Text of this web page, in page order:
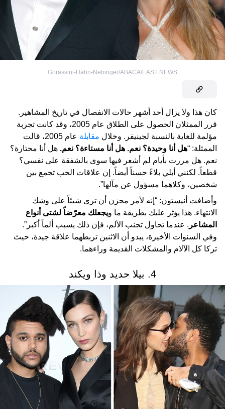
Gorassini-Hahn-Nebinger/ABACA/EAST NEWS
كان هذا ولا يزال أحد أشهر حالات الانفصال في تاريخ المشاهير.
قرر الممثلان الحصول على الطلاق عام 2005، وقد كانت تجربة
مؤلمة للغاية بالنسبة لجينيفر. وخلال مقابلة
عام 2005، قالت
الممثلة: “هل أنا وحيدة؟ نعم. هل أنا مستاءة؟ نعم. هل أنا محتارة؟
نعم. هل مررت بأيام لم أشعر فيها سوى بالشفقة على نفسي؟
قطعاً. لكنني أبلي بلاءً حسناً أيضاً. إن علاقات الحب تجمع بين
شخصين، وكلاهما مسؤول عن مآلها”.
وأضافت أنيستون: “إنه لأمر محزن أن ترى شيئاً على وشك
الانتهاء. هذا يؤثر عليك بطريقة ما ويجعلك معرّضاً لشتى أنواع
المشاعر . عندما تحاول تجنب الألم، فإن ذلك يسبب ألماً أكبر”.
وفي السنوات الأخيرة، يبدو أن الاثنين تربطهما علاقة جيدة، حيث
تركا كل الآلام والمشكلات القديمة وراءهما.
4. بيلا حديد وذا ويكند